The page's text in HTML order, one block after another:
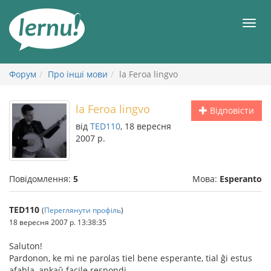
змісту
Форум Про інші мови la Feroa lingvo
Відповісти
la Feroa lingvo
від TED110, 18 вересня
2007 р.
Повідомлення: 5 Мова: Esperanto
TED110 (Переглянути профіль)
18 вересня 2007 р. 13:38:35
Saluton!
Pardonon, ke mi ne parolas tiel bene esperante, tial ĝi estus